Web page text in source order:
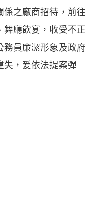
係之廠商招待，前往
舞廳飲宴，收受不正
務員廉潔形象及政府
失，爰依法提案彈